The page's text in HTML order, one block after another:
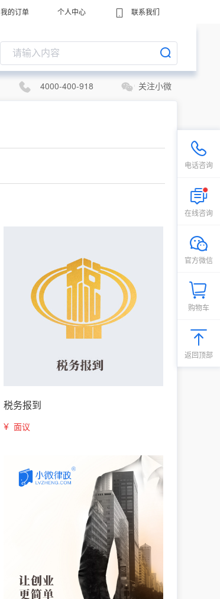
我的订单 个人中心 联系我们
4000-400-918 关注小微
税务报到
¥ 面议
电话咨询
在线咨询
官方微信
购物车
返回顶部